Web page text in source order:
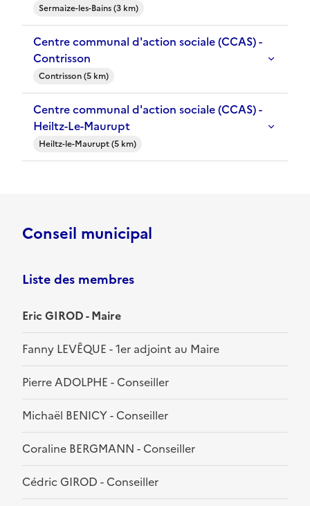
Sermaize-les-Bains (3 km)
Centre communal d'action sociale (CCAS) -
Contrisson
Contrisson (5 km)
Centre communal d'action sociale (CCAS) -
Heiltz-Le-Maurupt
Heiltz-le-Maurupt (5 km)
Conseil municipal
Liste des membres
Eric GIROD - Maire
Fanny LEVÊQUE - 1er adjoint au Maire
Pierre ADOLPHE - Conseiller
Michaël BENICY - Conseiller
Coraline BERGMANN - Conseiller
Cédric GIROD - Conseiller